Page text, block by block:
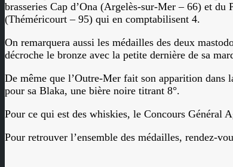
brasseries Cap d’Ona (Argelès-sur-Mer – 66) et
(Théméricourt – 95) qui en comptabilisent 4.
On remarquera aussi les médailles des deux
décroche le bronze avec la petite dernière de sa
De même que l’Outre-Mer fait son apparition
pour sa Blaka, une bière noire titrant 8°.
Pour ce qui est des whiskies, le Concours Général
Pour retrouver l’ensemble des médailles, rendez-